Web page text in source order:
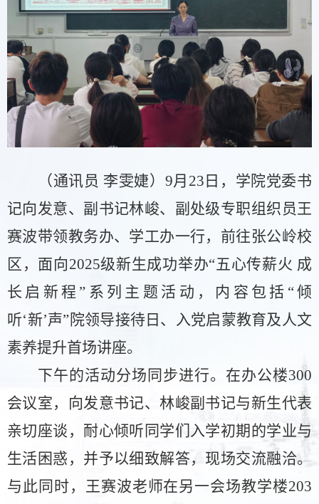
（通讯员 李雯婕） 9月23日，学院党委书
记向发意、副书记林峻、副处级专职组织员王
赛波带领教务办、学工办一行，前往张公岭校
区，面向2025级新生成功举办“五心传薪火 成
长启新程”系列主题活动，内容包括“倾
听‘新’声”院领导接待日、入党启蒙教育及人文
素养提升首场讲座。
下午的活动分场同步进行。在办公楼300
会议室，向发意书记、林峻副书记与新生代表
亲切座谈，耐心倾听同学们入学初期的学业与
生活困惑，并予以细致解答，现场交流融洽。
与此同时，王赛波老师在另一会场教学楼203